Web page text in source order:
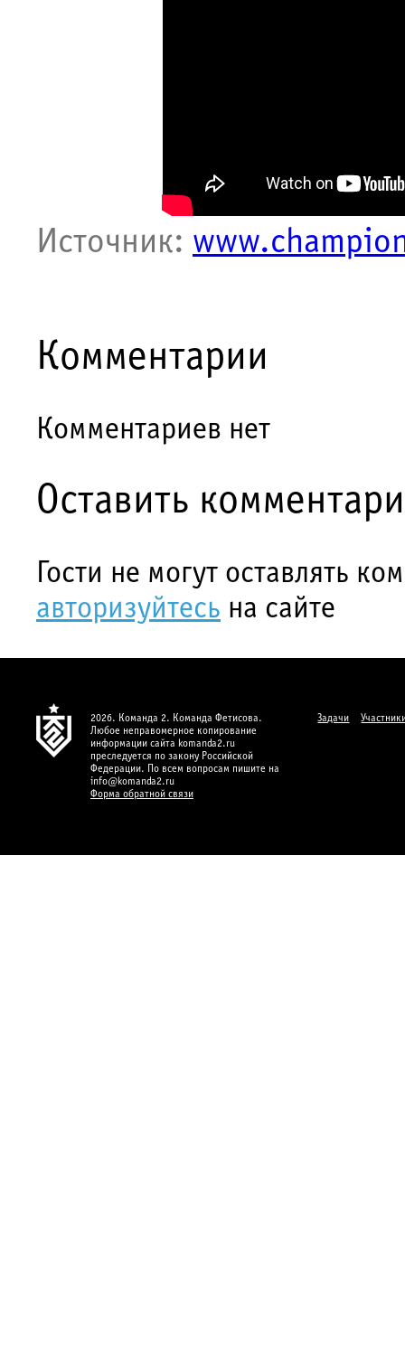
Источник:
Комментарии
Комментариев нет
Оставить
Гости не могут оставлять
авторизуйтесь на сайте
2026. Команда 2. Команда Фетисова.
Любое неправомерное копирование
информации сайта komanda2.ru
преследуется по закону Российской
Федерации. По всем вопросам пишите на
info@komanda2.ru
Форма обратной связи
Задачи